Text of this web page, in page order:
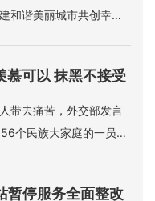
和谐美丽城市共创幸福
慕可以 抹黑不接受
带去痛苦，外交部发言
个民族大家庭的一员，
暂停服务全面整改